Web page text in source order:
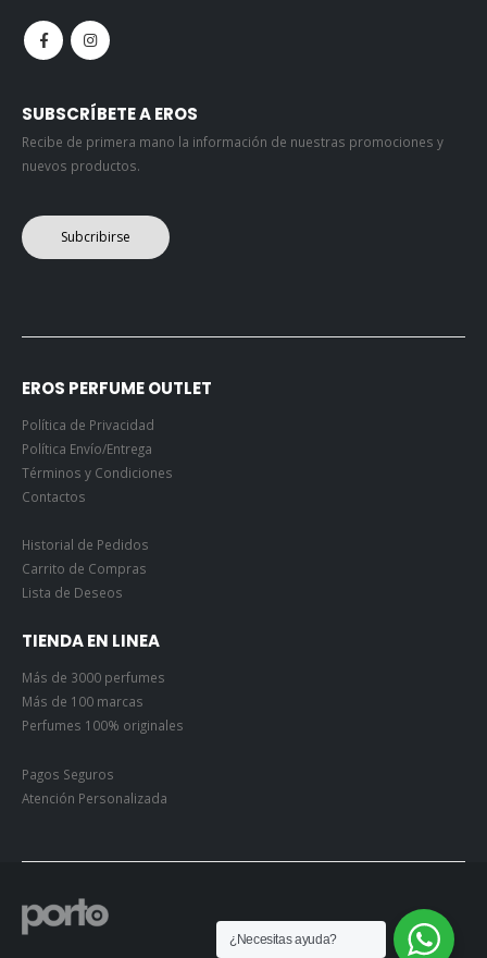
SUBSCRÍBETE A EROS
Recibe de primera mano la información de nuestras promociones y
nuevos productos.
Subcribirse
EROS PERFUME OUTLET
Política de Privacidad
Política Envío/Entrega
Términos y Condiciones
Contactos
Historial de Pedidos
Carrito de Compras
Lista de Deseos
TIENDA EN LINEA
Más de 3000 perfumes
Más de 100 marcas
Perfumes 100% originales
Pagos Seguros
Atención Personalizada
¿Necesitas ayuda?